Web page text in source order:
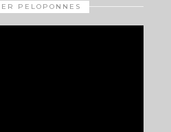
PELOPONNES